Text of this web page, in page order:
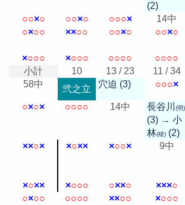
(2)
○○×○ ○○×○ ○○○× 14中
○×○○ ××○○ ○○×○ ○○×○
×○○○ ×○○○ ○○○○ ○○○○
小計
10 13 / 23 11 / 34
58中
弐之立 穴迫 (3) ○○○×
○×○× ○○○○ 14中 長谷川 (明)
(3) → 小
林(稜) (2)
××○× ×○×× ×○○× 9中
×○×× ×○○○ ○××○ ×××○
○×○○ ○○○○ ××○○ ×○○○